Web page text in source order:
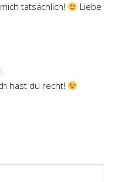
tatsächlich!
Liebe
hast du recht!